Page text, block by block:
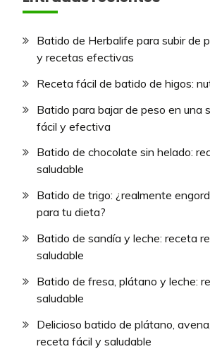
Batido de Herbalife para subir de
y recetas efectivas
Receta fácil de batido de higos:
Batido para bajar de peso en una
fácil y efectiva
Batido de chocolate sin helado:
saludable
Batido de trigo: ¿realmente
para tu dieta?
Batido de sandía y leche: receta
saludable
Batido de fresa, plátano y leche:
saludable
Delicioso batido de plátano,
receta fácil y saludable